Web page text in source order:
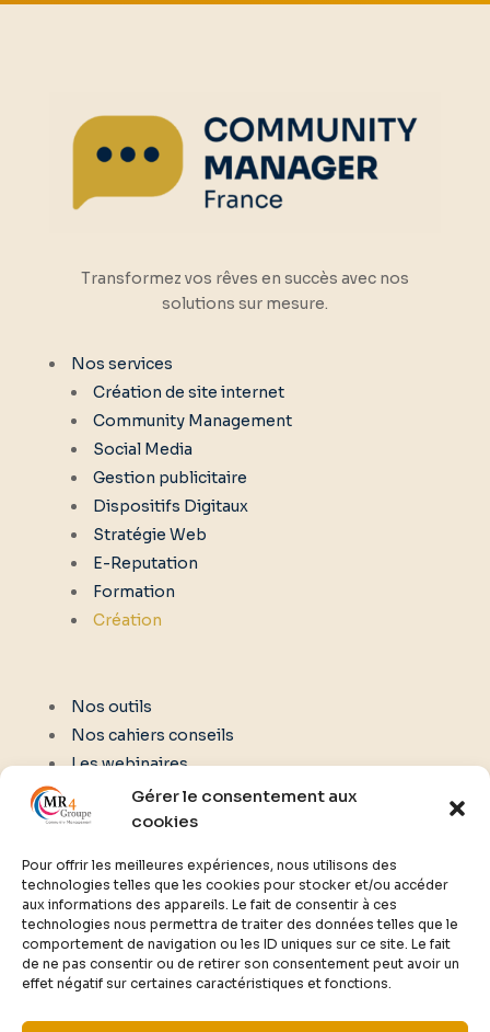
Gérer le consentement aux
cookies
Pour offrir les meilleures expériences, nous utilisons des
technologies telles que les cookies pour stocker et/ou accéder
aux informations des appareils. Le fait de consentir à ces
technologies nous permettra de traiter des données telles que le
comportement de navigation ou les ID uniques sur ce site. Le fait
de ne pas consentir ou de retirer son consentement peut avoir un
effet négatif sur certaines caractéristiques et fonctions.
Transformez vos rêves en succès avec nos
solutions sur mesure.
Nos services
Création de site internet
Community Management
Social Media
Gestion publicitaire
Dispositifs Digitaux
Stratégie Web
E-Reputation
Formation
Création
Nos outils
Nos cahiers conseils
Les webinaires
02 61 77 00 02
contact@communitymanagerfrance.fr